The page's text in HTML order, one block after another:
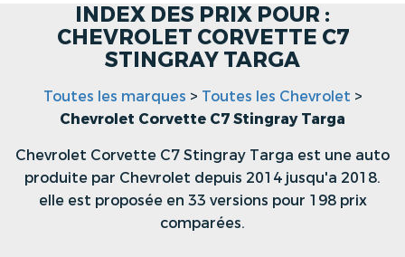
INDEX DES PRIX POUR :
CHEVROLET CORVETTE C7
STINGRAY TARGA
Toutes les marques > Toutes les Chevrolet >
Chevrolet Corvette C7 Stingray Targa
Chevrolet Corvette C7 Stingray Targa est une auto
produite par Chevrolet depuis 2014 jusqu'a 2018.
elle est proposée en 33 versions pour 198 prix
comparées.